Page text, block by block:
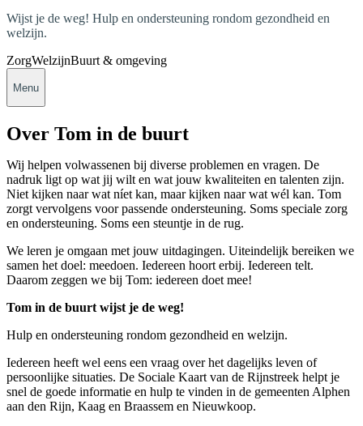
Wijst je de weg! Hulp en ondersteuning rondom gezondheid en
welzijn.
ZorgWelzijnBuurt & omgeving
Menu
Over Tom in de buurt
Wij helpen volwassenen bij diverse problemen en vragen. De
nadruk ligt op wat jij wilt en wat jouw kwaliteiten en talenten zijn.
Niet kijken naar wat níet kan, maar kijken naar wat wél kan. Tom
zorgt vervolgens voor passende ondersteuning. Soms speciale zorg
en ondersteuning. Soms een steuntje in de rug.
We leren je omgaan met jouw uitdagingen. Uiteindelijk bereiken we
samen het doel: meedoen. Iedereen hoort erbij. Iedereen telt.
Daarom zeggen we bij Tom: iedereen doet mee!
Tom in de buurt wijst je de weg!
Hulp en ondersteuning rondom gezondheid en welzijn.
Iedereen heeft wel eens een vraag over het dagelijks leven of
persoonlijke situaties. De Sociale Kaart van de Rijnstreek helpt je
snel de goede informatie en hulp te vinden in de gemeenten Alphen
aan den Rijn, Kaag en Braassem en Nieuwkoop.